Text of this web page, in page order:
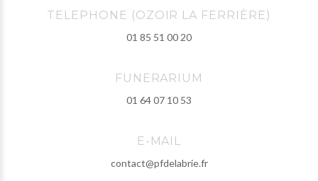
TELEPHONE (OZOIR LA FERRIÈRE)
01 85 51 00 20
FUNERARIUM
01 64 07 10 53
E-MAIL
contact@pfdelabrie.fr